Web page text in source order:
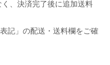
、決済完了後に追加送料
記」の配送・送料欄をご確